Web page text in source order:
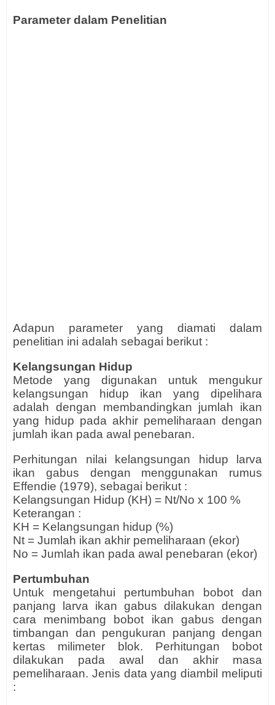
Parameter dalam Penelitian
Adapun parameter yang diamati dalam
penelitian ini adalah sebagai berikut :
Kelangsungan Hidup
Metode yang digunakan untuk mengukur
kelangsungan hidup ikan yang dipelihara
adalah dengan membandingkan jumlah ikan
yang hidup pada akhir pemeliharaan dengan
jumlah ikan pada awal penebaran.
Perhitungan nilai kelangsungan hidup larva
ikan gabus dengan menggunakan rumus
Effendie (1979), sebagai berikut :
Kelangsungan Hidup (KH) = Nt/No x 100 %
Keterangan :
KH = Kelangsungan hidup (%)
Nt = Jumlah ikan akhir pemeliharaan (ekor)
No = Jumlah ikan pada awal penebaran (ekor)
Pertumbuhan
Untuk mengetahui pertumbuhan bobot dan
panjang larva ikan gabus dilakukan dengan
cara menimbang bobot ikan gabus dengan
timbangan dan pengukuran panjang dengan
kertas milimeter blok. Perhitungan bobot
dilakukan pada awal dan akhir masa
pemeliharaan. Jenis data yang diambil meliputi
: